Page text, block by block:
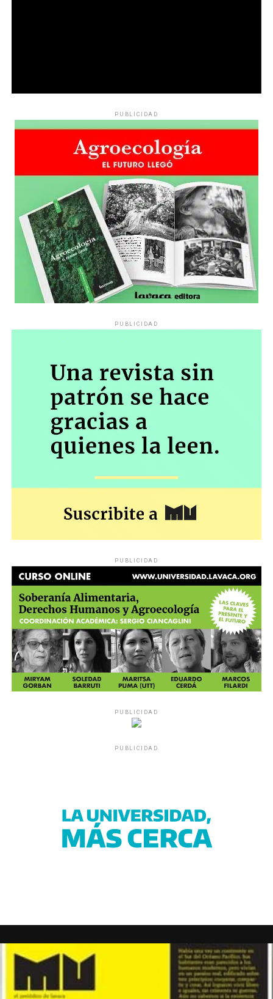
PUBLICIDAD
PUBLICIDAD
PUBLICIDAD
PUBLICIDAD
PUBLICIDAD